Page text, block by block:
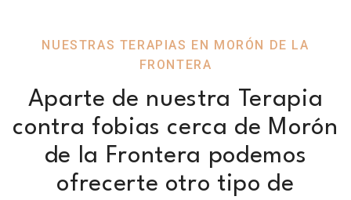
NUESTRAS TERAPIAS EN MORÓN DE LA
FRONTERA
Aparte de nuestra Terapia
contra fobias cerca de Morón
de la Frontera podemos
ofrecerte otro tipo de